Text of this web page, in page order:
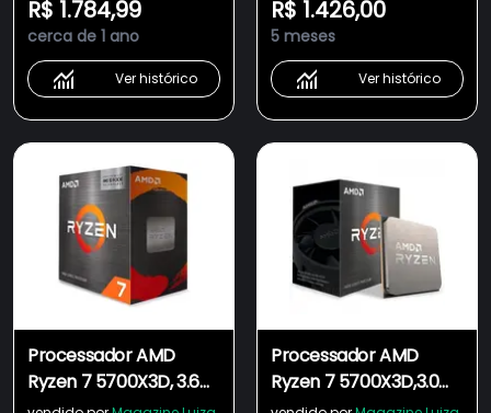
Núcleos, 16 Threads,
AM5 - 100-
100001590BOX
R$ 1.784,99
cerca de 1 ano
Ver histórico
Núcleos, 16 Threads,
AM4, Sem Cooler -
100-100001503WOF
R$ 1.426,00
5 meses
Ver histórico
Processador AMD
Ryzen 7 5700X3D, 3.6
Processador AMD
Ryzen 7 5700X3D,3.0